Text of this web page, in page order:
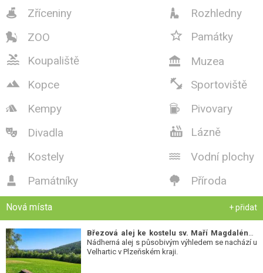
 Zříceniny  Rozhledny
 ZOO  Památky
 Koupaliště  Muzea
 Kopce  Sportoviště
 Kempy  Pivovary
 Divadla  Lázně
 Kostely  Vodní plochy
 Památníky  Příroda
Nová místa + přidat
Nádherná alej s působivým výhledem se nachází u
Velhartic v Plzeňském kraji.